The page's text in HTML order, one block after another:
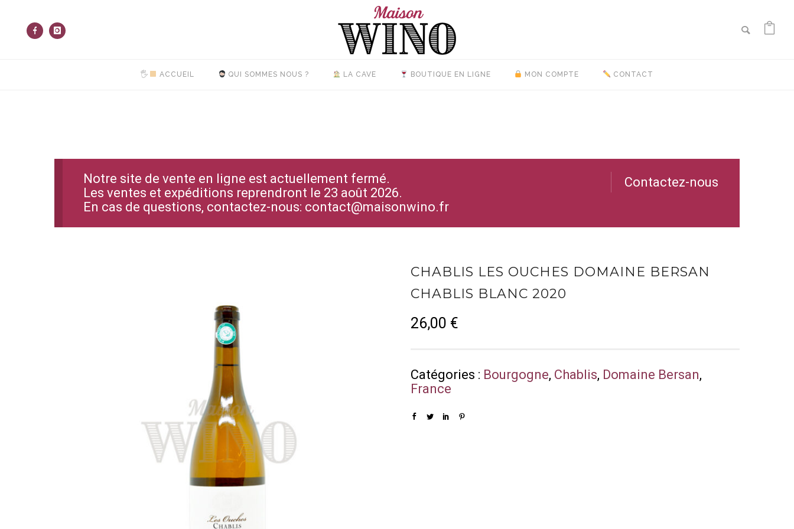
🖐 ACCUEIL QUI SOMMES NOUS ? LA CAVE BOUTIQUE EN LIGNE MON COMPTE CONTACT
Contactez-nous
Notre site de vente en ligne est actuellement fermé.
Les ventes et expéditions reprendront le 23 août 2026.
En cas de questions, contactez-nous: contact@maisonwino.fr
CHABLIS LES OUCHES DOMAINE BERSAN
CHABLIS BLANC 2020
26,00 €
Catégories : Bourgogne, Chablis, Domaine Bersan,
France